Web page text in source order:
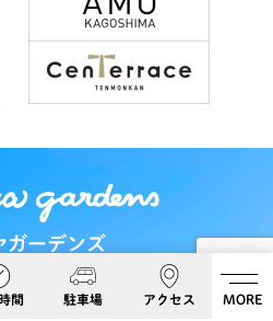
間 駐車場 アクセス MORE
ガーデンズ
県鹿児島市呉服町６−５